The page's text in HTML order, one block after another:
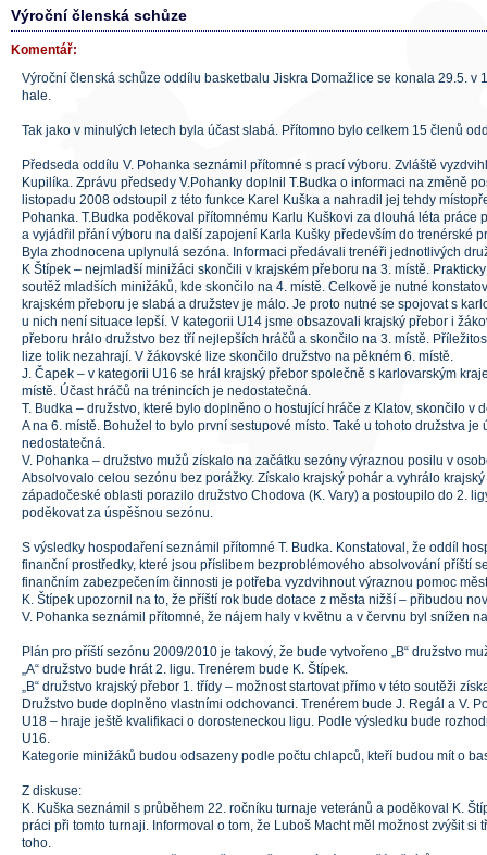
Výroční členská schůze
Komentář:
Výroční členská schůze oddílu basketbalu Jiskra Domažlice se konala 29.5. v
hale.
Tak jako v minulých letech byla účast slabá. Přítomno bylo celkem 15 členů
Předseda oddílu V. Pohanka seznámil přítomné s prací výboru. Zvláště
Kupilíka. Zprávu předsedy V.Pohanky doplnil T.Budka o informaci na změně
listopadu 2008 odstoupil z této funkce Karel Kuška a nahradil jej tehdy
Pohanka. T.Budka poděkoval přítomnému Karlu Kuškovi za dlouhá léta práce
a vyjádřil přání výboru na další zapojení Karla Kušky především do trenérské
Byla zhodnocena uplynulá sezóna. Informaci předávali trenéři jednotlivých
K Štípek – nejmladší minižáci skončili v krajském přeboru na 3. místě.
soutěž mladších minižáků, kde skončilo na 4. místě. Celkově je nutné
krajském přeboru je slabá a družstev je málo. Je proto nutné se spojovat s
u nich není situace lepší. V kategorii U14 jsme obsazovali krajský přebor i
přeboru hrálo družstvo bez tří nejlepších hráčů a skončilo na 3. místě.
lize tolik nezahrají. V žákovské lize skončilo družstvo na pěkném 6. místě.
J. Čapek – v kategorii U16 se hrál krajský přebor společně s karlovarským
místě. Účast hráčů na trénincích je nedostatečná.
T. Budka – družstvo, které bylo doplněno o hostující hráče z Klatov, skončilo v
A na 6. místě. Bohužel to bylo první sestupové místo. Také u tohoto družstva je
nedostatečná.
V. Pohanka – družstvo mužů získalo na začátku sezóny výraznou posilu v
Absolvovalo celou sezónu bez porážky. Získalo krajský pohár a vyhrálo
západočeské oblasti porazilo družstvo Chodova (K. Vary) a postoupilo do 2.
poděkovat za úspěšnou sezónu.
S výsledky hospodaření seznámil přítomné T. Budka. Konstatoval, že oddíl
finanční prostředky, které jsou příslibem bezproblémového absolvování příští
finančním zabezpečením činnosti je potřeba vyzdvihnout výraznou pomoc
K. Štípek upozornil na to, že příští rok bude dotace z města nižší – přibudou
V. Pohanka seznámil přítomné, že nájem haly v květnu a v červnu byl snížen
Plán pro příští sezónu 2009/2010 je takový, že bude vytvořeno „B“ družstvo
„A“ družstvo bude hrát 2. ligu. Trenérem bude K. Štípek.
„B“ družstvo krajský přebor 1. třídy – možnost startovat přímo v této soutěži
Družstvo bude doplněno vlastními odchovanci. Trenérem bude J. Regál a V.
U18 – hraje ještě kvalifikaci o dorosteneckou ligu. Podle výsledku bude
U16.
Kategorie minižáků budou odsazeny podle počtu chlapců, kteří budou mít o
Z diskuse:
K. Kuška seznámil s průběhem 22. ročníku turnaje veteránů a poděkoval K.
práci při tomto turnaji. Informoval o tom, že Luboš Macht měl možnost zvýšit si
toho.